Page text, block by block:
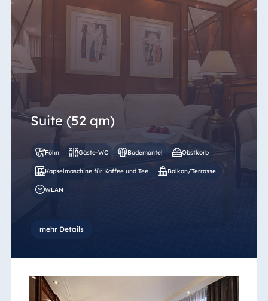
Suite (52 qm)
Föhn Gäste-WC Bademantel Obstkorb
Kapselmaschine für Kaffee und Tee Balkon/Terrasse
WLAN
mehr Details